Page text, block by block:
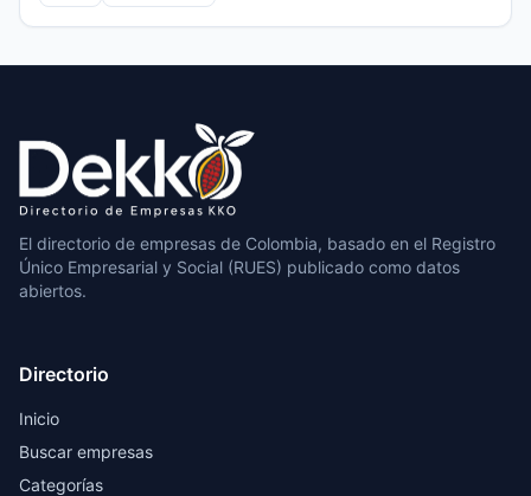
El directorio de empresas de Colombia, basado en el Registro
Único Empresarial y Social (RUES) publicado como datos
abiertos.
Directorio
Inicio
Buscar empresas
Categorías